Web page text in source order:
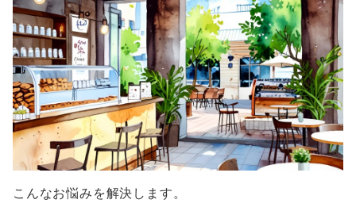
こんなお悩みを解決します。